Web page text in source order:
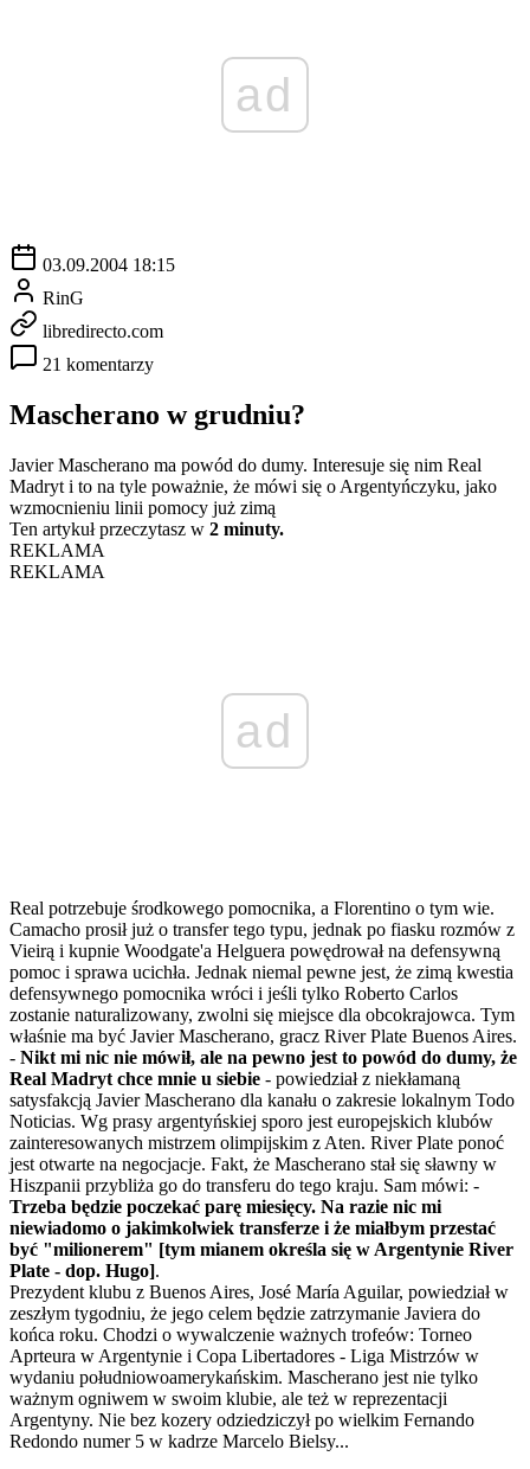
ad
03.09.2004 18:15
RinG
libredirecto.com
21 komentarzy
Mascherano w grudniu?
Javier Mascherano ma powód do dumy. Interesuje się nim Real
Madryt i to na tyle poważnie, że mówi się o Argentyńczyku, jako
wzmocnieniu linii pomocy już zimą
Ten artykuł przeczytasz w 2 minuty.
REKLAMA
REKLAMA
ad
Real potrzebuje środkowego pomocnika, a Florentino o tym wie.
Camacho prosił już o transfer tego typu, jednak po fiasku rozmów z
Vieirą i kupnie Woodgate'a Helguera powędrował na defensywną
pomoc i sprawa ucichła. Jednak niemal pewne jest, że zimą kwestia
defensywnego pomocnika wróci i jeśli tylko Roberto Carlos
zostanie naturalizowany, zwolni się miejsce dla obcokrajowca. Tym
właśnie ma być Javier Mascherano, gracz River Plate Buenos Aires.
- Nikt mi nic nie mówił, ale na pewno jest to powód do dumy, że
Real Madryt chce mnie u siebie - powiedział z niekłamaną
satysfakcją Javier Mascherano dla kanału o zakresie lokalnym Todo
Noticias. Wg prasy argentyńskiej sporo jest europejskich klubów
zainteresowanych mistrzem olimpijskim z Aten. River Plate ponoć
jest otwarte na negocjacje. Fakt, że Mascherano stał się sławny w
Hiszpanii przybliża go do transferu do tego kraju. Sam mówi: -
Trzeba będzie poczekać parę miesięcy. Na razie nic mi
niewiadomo o jakimkolwiek transferze i że miałbym przestać
być "milionerem" [tym mianem określa się w Argentynie River
Plate - dop. Hugo].
Prezydent klubu z Buenos Aires, José María Aguilar, powiedział w
zeszłym tygodniu, że jego celem będzie zatrzymanie Javiera do
końca roku. Chodzi o wywalczenie ważnych trofeów: Torneo
Aprteura w Argentynie i Copa Libertadores - Liga Mistrzów w
wydaniu południowoamerykańskim. Mascherano jest nie tylko
ważnym ogniwem w swoim klubie, ale też w reprezentacji
Argentyny. Nie bez kozery odziedziczył po wielkim Fernando
Redondo numer 5 w kadrze Marcelo Bielsy...